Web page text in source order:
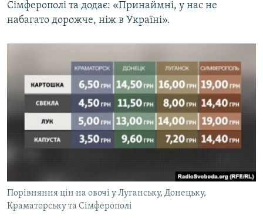
Сімферополі та додає: «Принаймні, у нас не
набагато дорожче, ніж в Україні».
Порівняння цін на овочі у Луганську, Донецьку,
Краматорську та Сімферополі